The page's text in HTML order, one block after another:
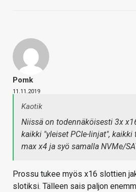
Pomk
11.11.2019
Kaotik
Niissä on todennäköisesti 3x
kaikki "yleiset PCIe-linjat",
max x4 ja syö samalla NVMe/
Prossu tukee myös x16 slottien
slotiksi. Tälleen sais paljon